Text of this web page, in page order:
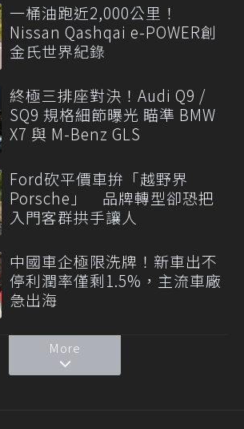
一桶油跑近2,000公里！
Nissan Qashqai e-POWER創
金氏世界紀錄
終極三排座對決！Audi Q9 /
SQ9 規格細節曝光 瞄準 BMW
X7 與 M-Benz GLS
Ford砍平價車拚「越野界
Porsche」 品牌轉型卻恐把
入門客群拱手讓人
中國車企極限洗牌！新車出不
停利潤率僅剩1.5%，主流車廠
急出海
More